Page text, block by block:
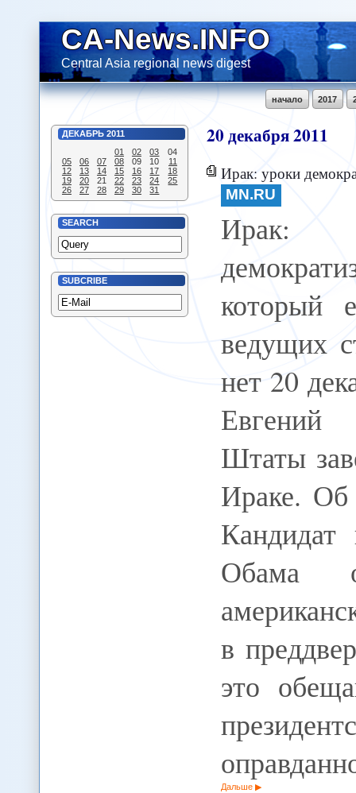
CA-News.INFO
Central Asia regional news digest
2017
начало
ДЕКАБРЬ 2011
01
02 03
04
05
06 07 08 09 10
11
12
13 14 15 16 17
18
19
20 21 22 23 24
25
26
27 28 29 30 31
SEARCH
SUBCRIBE
20декабря2011
Ирак: уроки
MN.RU
который
ведущих
нет 20
Евгений
Штаты
Ираке. Об
Обама
в
это
Дальше